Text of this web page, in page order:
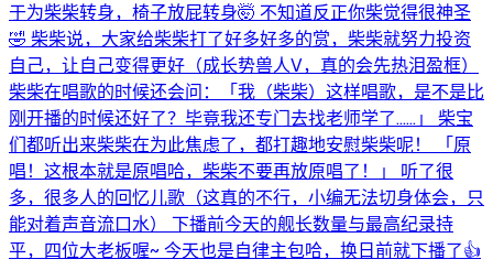
于为柴柴转身，椅子放屁转身🤯 不知道反正你柴觉得很神圣
🤣 柴柴说，大家给柴柴打了好多好多的赏，柴柴就努力投资
自己，让自己变得更好（成长势兽人V，真的会先热泪盈框）
柴柴在唱歌的时候还会问：「我（柴柴）这样唱歌，是不是比
刚开播的时候还好了？毕竟我还专门去找老师学了……」 柴宝
们都听出来柴柴在为此焦虑了，都打趣地安慰柴柴呢！ 「原
唱！这根本就是原唱哈，柴柴不要再放原唱了！」 听了很
多，很多人的回忆儿歌（这真的不行，小编无法切身体会，只
能对着声音流口水） 下播前今天的舰长数量与最高纪录持
平，四位大老板喔~ 今天也是自律主包哈，换日前就下播了👍